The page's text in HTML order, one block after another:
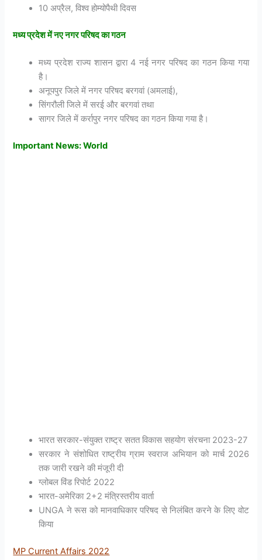
10 अप्रैल, विश्व होम्योपैथी दिवस
मध्यप्रदेशमेंनएनगरपरिषदकागठन
मध्य प्रदेश राज्य शासन द्वारा 4 नई नगर परिषद का गठन किया गया
है।
अनूपपुर जिले में नगर परिषद बरगवां (अमलाई),
सिंगरौली जिले में सरई और बरगवां तथा
सागर जिले में कर्रापुर नगर परिषद का गठन किया गया है।
Important News: World
भारत सरकार-संयुक्त राष्ट्र सतत विकास सहयोग संरचना 2023-27
सरकार ने संशोधित राष्ट्रीय ग्राम स्वराज अभियान को मार्च 2026
तक जारी रखने की मंजूरी दी
ग्लोबल विंड रिपोर्ट 2022
भारत-अमेरिका 2+2 मंत्रिस्तरीय वार्ता
UNGA ने रूस को मानवाधिकार परिषद से निलंबित करने के लिए वोट
किया
MP Current Affairs 2022